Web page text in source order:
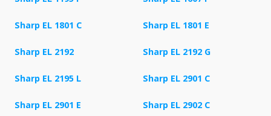
Sharp EL 1801 C Sharp EL 1801 E
Sharp EL 2192 Sharp EL 2192 G
Sharp EL 2195 L Sharp EL 2901 C
Sharp EL 2901 E Sharp EL 2902 C